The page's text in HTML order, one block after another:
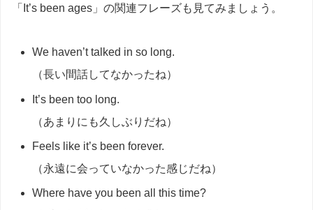
「It’s been ages」の関連フレーズも見てみましょう。
We haven’t talked in so long.
（長い間話してなかったね）
It’s been too long.
（あまりにも久しぶりだね）
Feels like it’s been forever.
（永遠に会っていなかった感じだね）
Where have you been all this time?